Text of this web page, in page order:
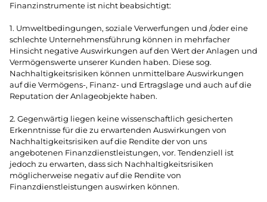
Finanzinstrumente ist nicht beabsichtigt:
1. Umweltbedingungen, soziale Verwerfungen und /oder eine
schlechte Unternehmensführung können in mehrfacher
Hinsicht negative Auswirkungen auf den Wert der Anlagen und
Vermögenswerte unserer Kunden haben. Diese sog.
Nachhaltigkeitsrisiken können unmittelbare Auswirkungen
auf die Vermögens-, Finanz- und Ertragslage und auch auf die
Reputation der Anlageobjekte haben.
2. Gegenwärtig liegen keine wissenschaftlich gesicherten
Erkenntnisse für die zu erwartenden Auswirkungen von
Nachhaltigkeitsrisiken auf die Rendite der von uns
angebotenen Finanzdienstleistungen, vor. Tendenziell ist
jedoch zu erwarten, dass sich Nachhaltigkeitsrisiken
möglicherweise negativ auf die Rendite von
Finanzdienstleistungen auswirken können.